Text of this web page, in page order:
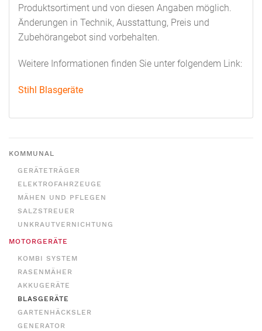
Produktsortiment und von diesen Angaben möglich.
Änderungen in Technik, Ausstattung, Preis und
Zubehörangebot sind vorbehalten.
Weitere Informationen finden Sie unter folgendem Link:
Stihl Blasgeräte
KOMMUNAL
GERÄTETRÄGER
ELEKTROFAHRZEUGE
MÄHEN UND PFLEGEN
SALZSTREUER
UNKRAUTVERNICHTUNG
MOTORGERÄTE
KOMBI SYSTEM
RASENMÄHER
AKKUGERÄTE
BLASGERÄTE
GARTENHÄCKSLER
GENERATOR